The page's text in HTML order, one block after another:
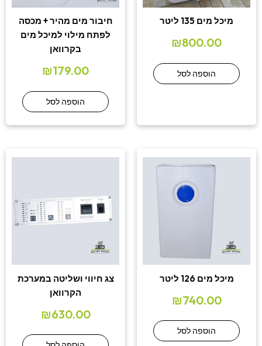
מיכל מים 135 ליטר
₪800.00
הוספה לסל
חיבור מים מהיר + מכסה
לפתח מילוי למיכל מים
בקרוואן
₪179.00
הוספה לסל
מיכל מים 126 ליטר
₪740.00
הוספה לסל
צג חיווי ושליטה במערכת
הקרוואן
₪630.00